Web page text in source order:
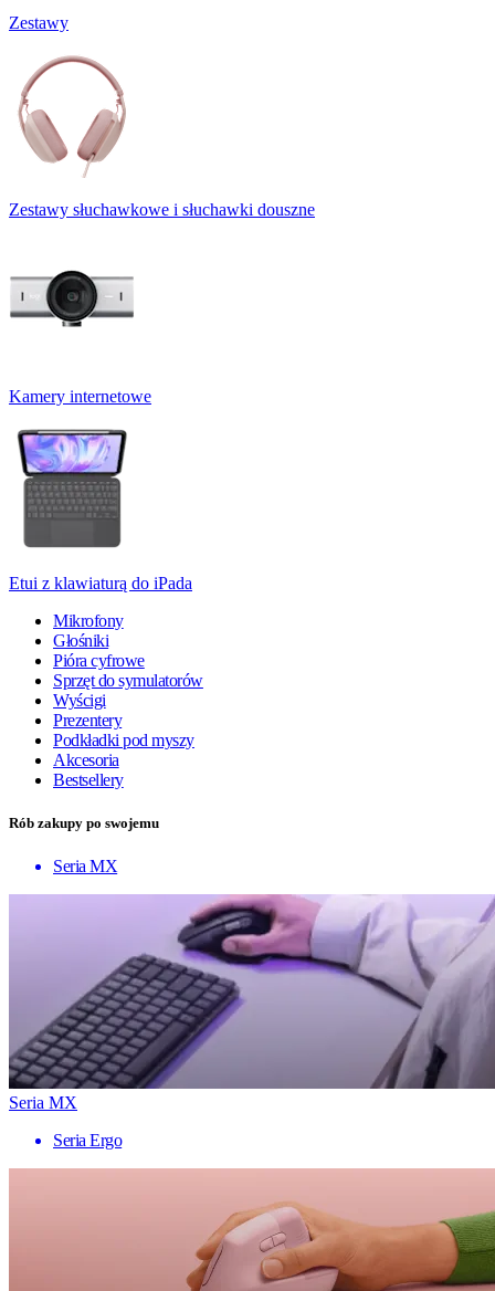
Zestawy
Zestawy słuchawkowe i słuchawki douszne
Kamery internetowe
Etui z klawiaturą do iPada
Mikrofony
Głośniki
Pióra cyfrowe
Sprzęt do symulatorów
Wyścigi
Prezentery
Podkładki pod myszy
Akcesoria
Bestsellery
Rób zakupy po swojemu
Seria MX
Seria MX
Seria Ergo